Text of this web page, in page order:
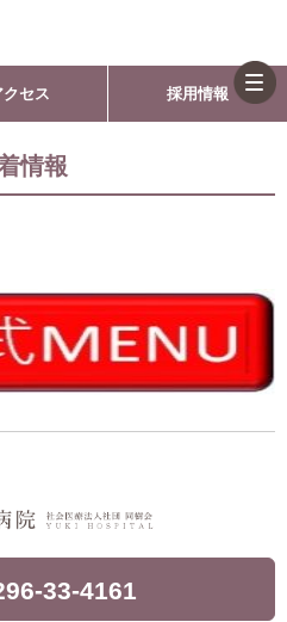
クセス 採用情報
情報
33-4161